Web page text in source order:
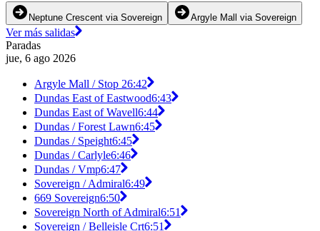
Neptune Crescent via Sovereign Argyle Mall via Sovereign
Ver más salidas
Paradas
jue, 6 ago 2026
Argyle Mall / Stop 26:42
Dundas East of Eastwood6:43
Dundas East of Wavell6:44
Dundas / Forest Lawn6:45
Dundas / Speight6:45
Dundas / Carlyle6:46
Dundas / Vmp6:47
Sovereign / Admiral6:49
669 Sovereign6:50
Sovereign North of Admiral6:51
Sovereign / Belleisle Crt6:51